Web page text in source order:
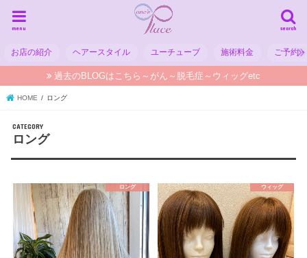
search
menu
お店の紹介 ヘアースタイル ユーチューブ 施術料金 ご予約
過去のBLOGはこちら～がん～脱毛症～ウィッグetc
HOME ロング
ロング
ロング ウィッグ